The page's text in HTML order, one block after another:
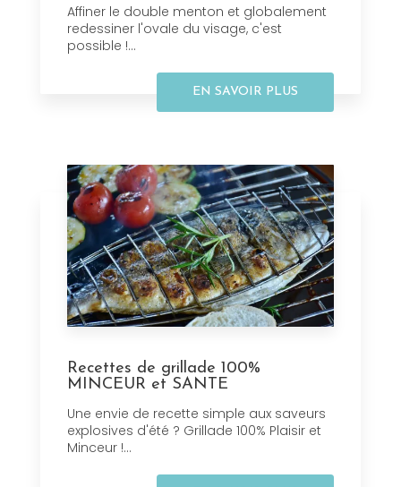
Affiner le double menton et globalement
redessiner l'ovale du visage, c'est
possible !...
EN SAVOIR PLUS
Recettes de grillade 100%
MINCEUR et SANTE
Une envie de recette simple aux saveurs
explosives d'été ? Grillade 100% Plaisir et
Minceur !...